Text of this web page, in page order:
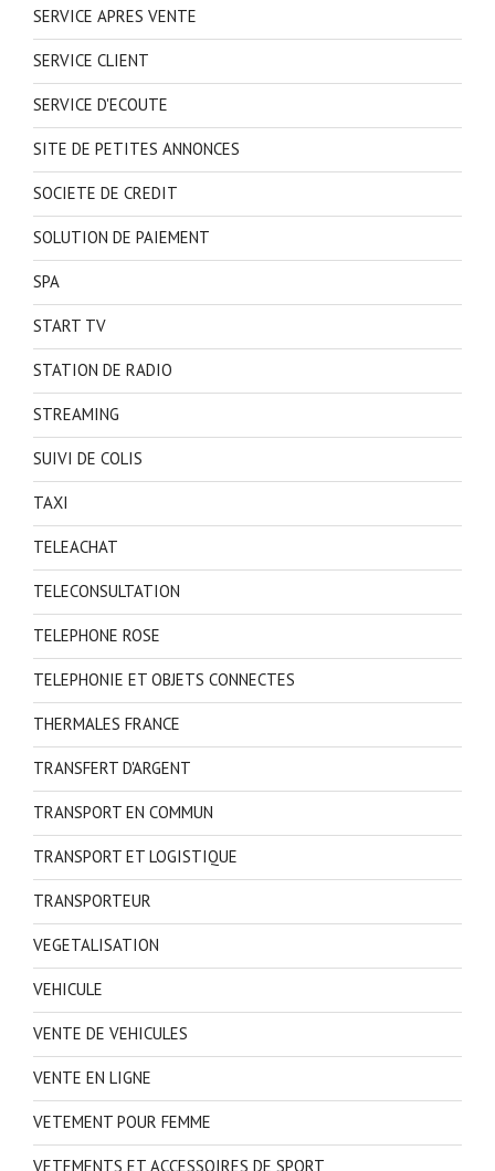
SERVICE APRES VENTE
SERVICE CLIENT
SERVICE D'ECOUTE
SITE DE PETITES ANNONCES
SOCIETE DE CREDIT
SOLUTION DE PAIEMENT
SPA
START TV
STATION DE RADIO
STREAMING
SUIVI DE COLIS
TAXI
TELEACHAT
TELECONSULTATION
TELEPHONE ROSE
TELEPHONIE ET OBJETS CONNECTES
THERMALES FRANCE
TRANSFERT D'ARGENT
TRANSPORT EN COMMUN
TRANSPORT ET LOGISTIQUE
TRANSPORTEUR
VEGETALISATION
VEHICULE
VENTE DE VEHICULES
VENTE EN LIGNE
VETEMENT POUR FEMME
VETEMENTS ET ACCESSOIRES DE SPORT